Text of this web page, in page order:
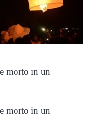
morto in un
morto in un